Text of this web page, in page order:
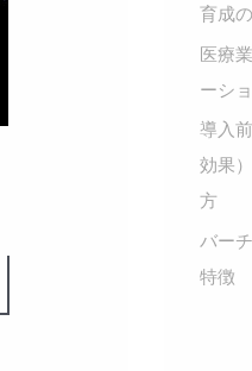
育成
医療
ーシ
導入
効果
方
バー
特徴